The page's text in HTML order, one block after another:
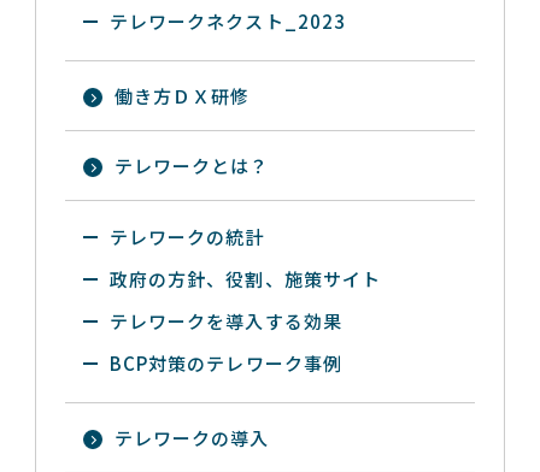
テレワークネクスト_2023
働き方ＤＸ研修
テレワークとは？
テレワークの統計
政府の方針、役割、施策サイト
テレワークを導入する効果
BCP対策のテレワーク事例
テレワークの導入